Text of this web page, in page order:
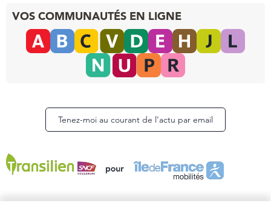
VOS COMMUNAUTÉS EN LIGNE
Tenez-moi au courant de l’actu par email